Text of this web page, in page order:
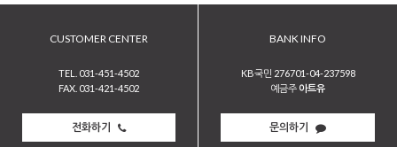
CUSTOMER CENTER
TEL. 031-451-4502
FAX. 031-421-4502
전화하기
BANK INFO
KB국민 276701-04-237598
예금주 아트유
문의하기